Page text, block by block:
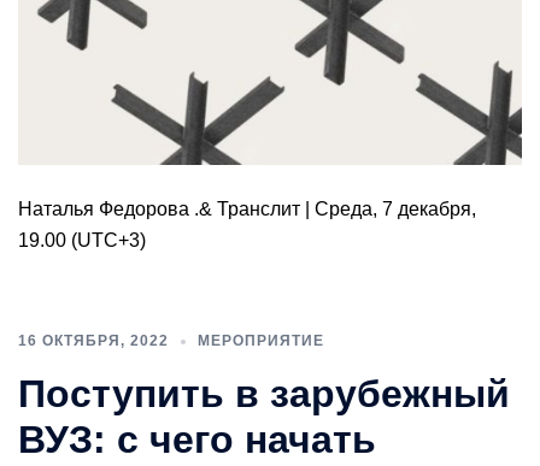
Наталья Федорова .& Транслит | Среда, 7 декабря,
19.00 (UTC+3)
16 ОКТЯБРЯ, 2022 МЕРОПРИЯТИЕ
Поступить в зарубежный
ВУЗ: с чего начать